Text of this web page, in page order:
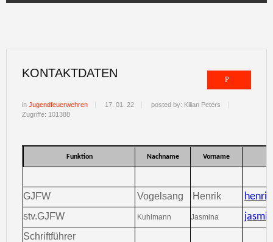
KONTAKTDATEN
in Jugendfeuerwehren 17. 01. 22
posted by: Kilian Peters
Zugriffe: 101388
Funktion Nachname Vorname
GJFW Vogelsang Henrik
stv.GJFW Kuhlmann Jasmina
Schriftführer